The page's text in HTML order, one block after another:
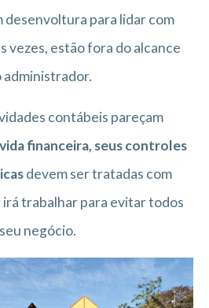
desenvoltura para lidar com
vezes, estão fora do alcance
contábeis pareçam
financeira, seus controles
devem ser tratadas com
trabalhar para evitar todos
negócio.